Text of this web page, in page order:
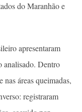
do Maranhão e
apresentaram
analisado. Dentro
áreas queimadas,
registraram